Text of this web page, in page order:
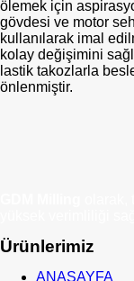
ölemek için
gövdesi ve motor
kullanılarak imal
kolay değişimini
lastik takozlarla
önlenmiştir.
Ürünlerimiz
ANASAYFA